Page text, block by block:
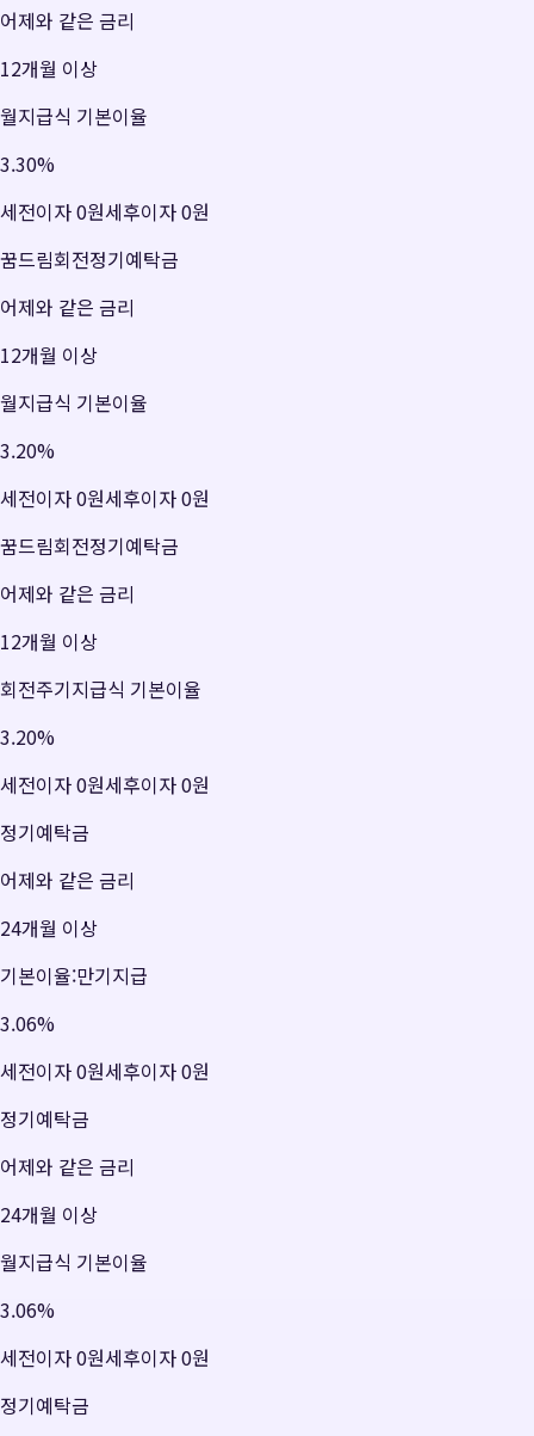
어제와 같은 금리
12개월 이상
월지급식 기본이율
3.30%
세전이자0원세후이자0원
꿈드림회전정기예탁금
어제와 같은 금리
12개월 이상
월지급식 기본이율
3.20%
세전이자0원세후이자0원
꿈드림회전정기예탁금
어제와 같은 금리
12개월 이상
회전주기지급식 기본이율
3.20%
세전이자0원세후이자0원
정기예탁금
어제와 같은 금리
24개월 이상
기본이율:만기지급
3.06%
세전이자0원세후이자0원
정기예탁금
어제와 같은 금리
24개월 이상
월지급식 기본이율
3.06%
세전이자0원세후이자0원
정기예탁금